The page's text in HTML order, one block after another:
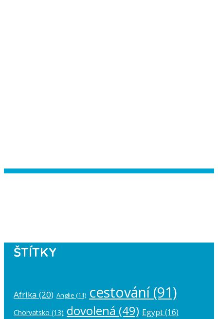
ŠTÍTKY
Afrika (20) Anglie (11) cestování(91)
Chorvatsko (13) dovolená (49) Egypt(16)